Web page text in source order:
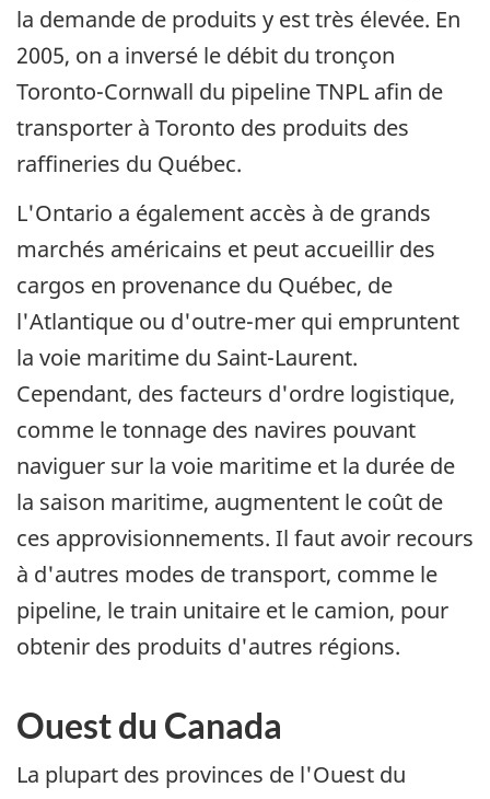
la demande de produits y est très élevée. En
2005, on a inversé le débit du tronçon
Toronto-Cornwall du pipeline TNPL afin de
transporter à Toronto des produits des
raffineries du Québec.
L'Ontario a également accès à de grands
marchés américains et peut accueillir des
cargos en provenance du Québec, de
l'Atlantique ou d'outre-mer qui empruntent
la voie maritime du Saint-Laurent.
Cependant, des facteurs d'ordre logistique,
comme le tonnage des navires pouvant
naviguer sur la voie maritime et la durée de
la saison maritime, augmentent le coût de
ces approvisionnements. Il faut avoir recours
à d'autres modes de transport, comme le
pipeline, le train unitaire et le camion, pour
obtenir des produits d'autres régions.
Ouest du Canada
La plupart des provinces de l'Ouest du